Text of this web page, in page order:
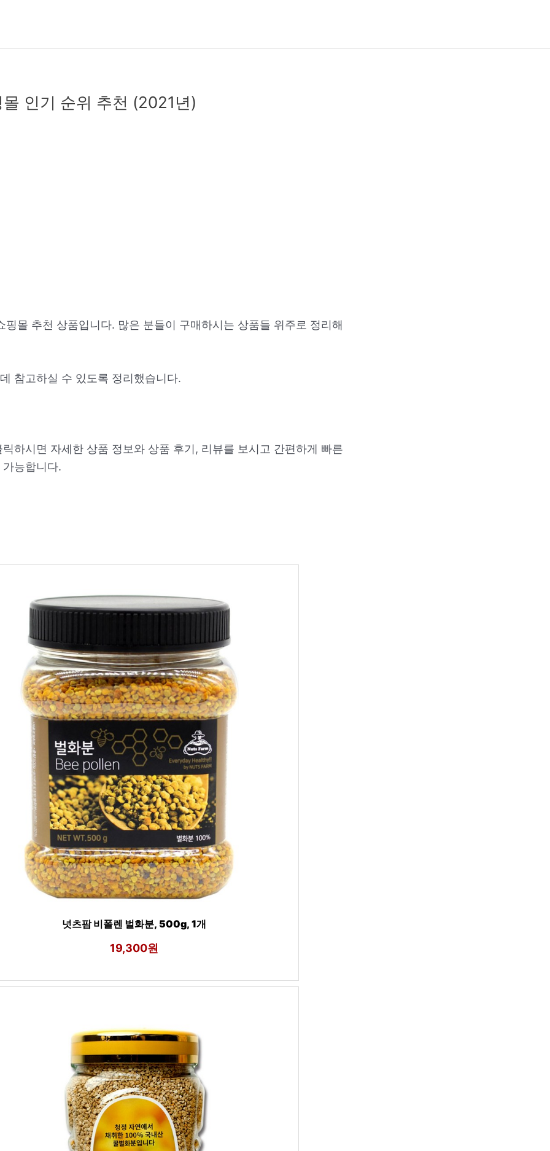
인기 순위 추천 (2021년)
핑몰 추천 상품입니다. 많은 분들이 구매하시는 상품들 위주로 정리해
참고하실 수 있도록 정리했습니다.
하시면 자세한 상품 정보와 상품 후기, 리뷰를 보시고 간편하게 빠른
능합니다.
넛츠팜 비폴렌 벌화분, 500g, 1개
19,300원